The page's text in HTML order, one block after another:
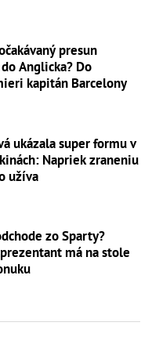
presun
Anglicka? Do
kapitán Barcelony
ukázala super formu v
Napriek zraneniu
užíva
zo Sparty?
má na stole